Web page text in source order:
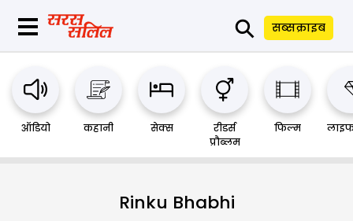
⚲ सब्सक्राइब
ऑडियो कहानी सेक्स
रीडर्स
प्रौब्लम
फिल्म
Rinku Bhabhi